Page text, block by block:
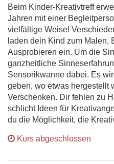
Beim Kinder-Kreativtreff
Jahren mit einer
vielfältige Weise!
laden dein Kind zum Malen,
Ausprobieren ein. Um die
ganzheitliche
Sensorikwanne dabei. Es
geben, wo etwas hergestellt
Verschenken. Dir fehlen zu
schlicht Ideen für
du die Möglichkeit, die
Kurs abgeschlossen